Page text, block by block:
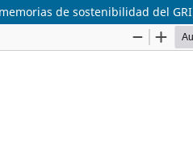
de sostenibilidad del GRI